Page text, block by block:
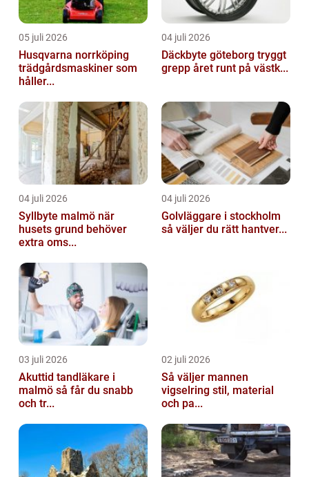
05 juli 2026
Husqvarna norrköping
trädgårdsmaskiner som
håller...
04 juli 2026
Däckbyte göteborg tryggt
grepp året runt på västk...
04 juli 2026
Syllbyte malmö när
husets grund behöver
extra oms...
04 juli 2026
Golvläggare i stockholm
så väljer du rätt hantver...
03 juli 2026
Akuttid tandläkare i
malmö så får du snabb
och tr...
02 juli 2026
Så väljer mannen
vigselring stil, material
och pa...